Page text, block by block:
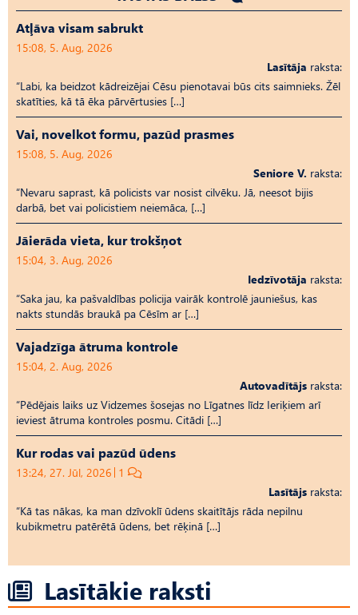
Atļāva visam sabrukt
15:08, 5. Aug, 2026
Lasītāja raksta:
“Labi, ka beidzot kādreizējai Cēsu pienotavai būs cits saimnieks. Žēl
skatīties, kā tā ēka pārvērtusies […]
Vai, novelkot formu, pazūd prasmes
15:08, 5. Aug, 2026
Seniore V. raksta:
“Nevaru saprast, kā policists var nosist cilvēku. Jā, neesot bijis
darbā, bet vai policistiem neiemāca, […]
Jāierāda vieta, kur trokšņot
15:04, 3. Aug, 2026
Iedzīvotāja raksta:
“Saka jau, ka pašvaldības policija vairāk kontrolē jauniešus, kas
nakts stundās braukā pa Cēsīm ar […]
Vajadzīga ātruma kontrole
15:04, 2. Aug, 2026
Autovadītājs raksta:
“Pēdējais laiks uz Vid­ze­mes šosejas no Līgatnes līdz Ieriķiem arī
ieviest ātruma kontroles posmu. Citādi […]
Kur rodas vai pazūd ūdens
13:24, 27. Jūl, 2026 1
Lasītājs raksta:
“Kā tas nākas, ka man dzīvoklī ūdens skaitītājs rāda nepilnu
kubikmetru patērētā ūdens, bet rēķinā […]
Lasītākie raksti